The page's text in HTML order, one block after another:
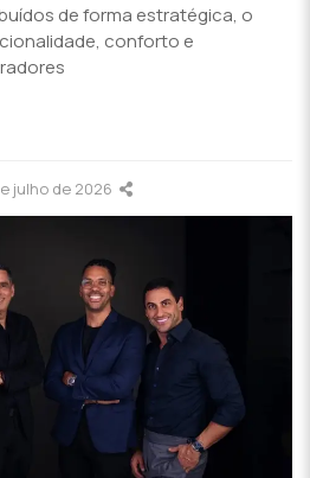
de forma estratégica, o
conforto e
julho de 2026